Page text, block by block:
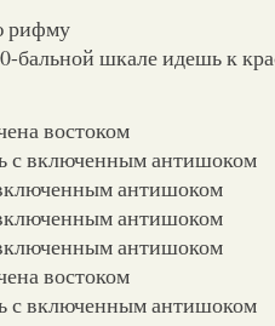
рифму
бальной шкале идешь к
востоком
с включенным антишоком
антишоком
антишоком
антишоком
востоком
с включенным антишоком